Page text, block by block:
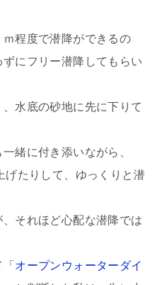
程度で潜降ができるの
にフリー潜降してもらい
水底の砂地に先に下りて
緒に付き添いながら、
げたりして、ゆっくりと潜
それほど心配な潜降では
オープンウォーターダイ